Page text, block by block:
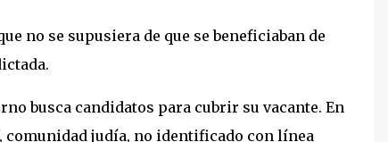
no se supusiera de que se beneficiaban de
busca candidatos para cubrir su vacante. En
judía, no identificado con línea